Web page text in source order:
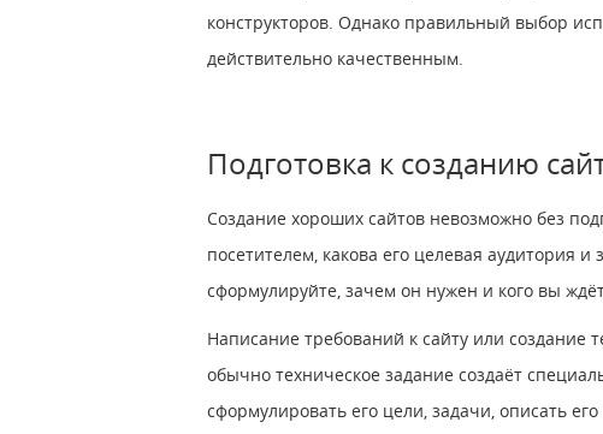
конструкторов. Однако правильный выбор
действительно качественным.
Подготовка к созданию
Создание хороших сайтов невозможно без
посетителем, какова его целевая аудитория
сформулируйте, зачем он нужен и кого вы
Написание требований к сайту или создание
обычно техническое задание создаёт
сформулировать его цели, задачи, описать